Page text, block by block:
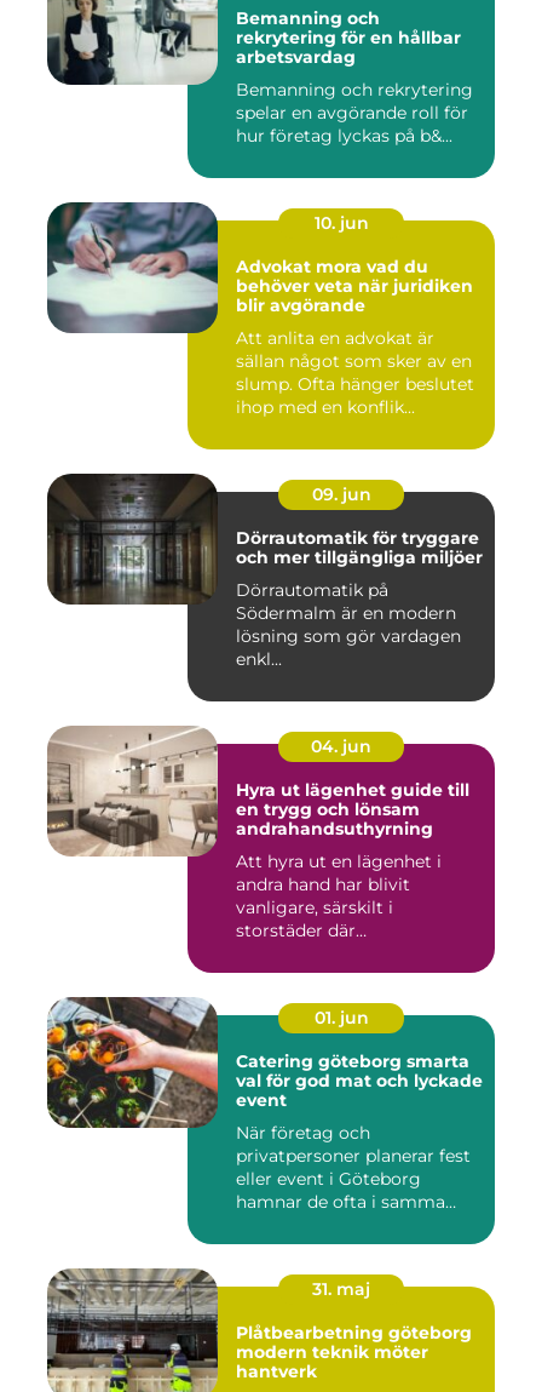
Bemanning och
rekrytering för en hållbar
arbetsvardag
Bemanning och rekrytering
spelar en avgörande roll för
hur företag lyckas på b&...
10. jun
Advokat mora vad du
behöver veta när juridiken
blir avgörande
Att anlita en advokat är
sällan något som sker av en
slump. Ofta hänger beslutet
ihop med en konflik...
09. jun
Dörrautomatik för tryggare
och mer tillgängliga miljöer
Dörrautomatik på
Södermalm är en modern
lösning som gör vardagen
enkl...
04. jun
Hyra ut lägenhet guide till
en trygg och lönsam
andrahandsuthyrning
Att hyra ut en lägenhet i
andra hand har blivit
vanligare, särskilt i
storstäder där
01. jun
Catering göteborg smarta
val för god mat och lyckade
event
När företag och
privatpersoner planerar fest
eller event i Göteborg
hamnar de ofta i samma
31. maj
Plåtbearbetning göteborg
modern teknik möter
hantverk